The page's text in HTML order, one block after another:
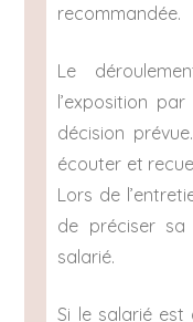
recommandée.
Le
l’exposition
décision
écouter et
Lors de
de préciser sa
salarié.
Si le salarié